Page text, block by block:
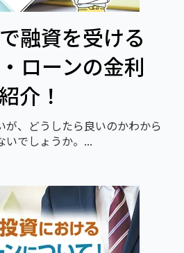
融資を受ける
ローンの金利
介！
が、どうしたら良いのかわから
いでしょうか。...